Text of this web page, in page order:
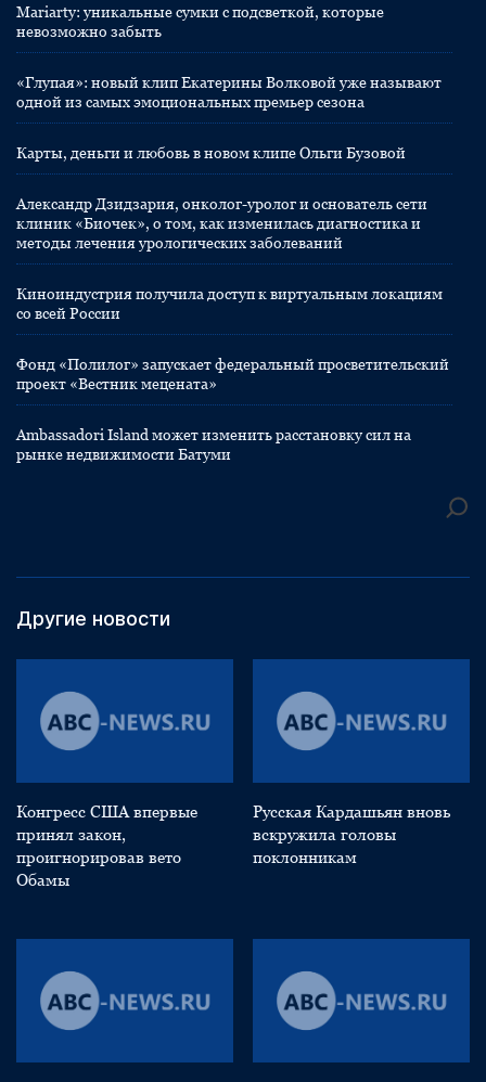
Mariarty: уникальные сумки с подсветкой, которые
невозможно забыть
«Глупая»: новый клип Екатерины Волковой уже называют
одной из самых эмоциональных премьер сезона
Карты, деньги и любовь в новом клипе Ольги Бузовой
Александр Дзидзария, онколог-уролог и основатель сети
клиник «Биочек», о том, как изменилась диагностика и
методы лечения урологических заболеваний
Киноиндустрия получила доступ к виртуальным локациям
со всей России
Фонд «Полилог» запускает федеральный просветительский
проект «Вестник мецената»
Ambassadori Island может изменить расстановку сил на
рынке недвижимости Батуми
Другие новости
Конгресс США впервые
принял закон,
проигнорировав вето
Обамы
Русская Кардашьян вновь
вскружила головы
поклонникам